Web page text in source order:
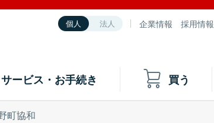
個人 法人 企業情報 採用情報
サービス・お手続き 買う
町協和